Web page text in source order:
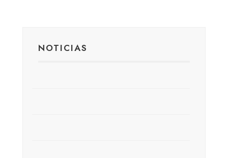
NOTICIAS